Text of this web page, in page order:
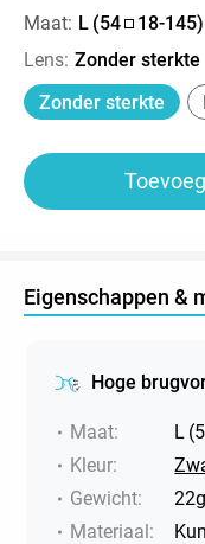
Maat: L (54 18-145)
Lens: Zonder sterkte
Zonder sterkte
Eigenschappen &
Hoge
Maat: L (
Kleur:
Gewicht:
22g
Materiaal: